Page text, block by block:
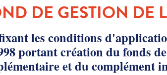
DE GESTION DE
les conditions
portant création du fonds
et du complément